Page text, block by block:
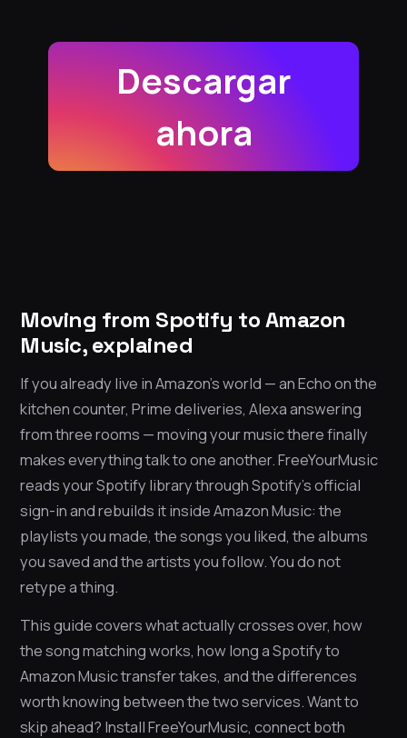
Descargar
ahora
Moving from Spotify to Amazon
Music, explained
If you already live in Amazon’s world — an Echo on the
kitchen counter, Prime deliveries, Alexa answering
from three rooms — moving your music there finally
makes everything talk to one another. FreeYourMusic
reads your Spotify library through Spotify’s official
sign-in and rebuilds it inside Amazon Music: the
playlists you made, the songs you liked, the albums
you saved and the artists you follow. You do not
retype a thing.
This guide covers what actually crosses over, how
the song matching works, how long a Spotify to
Amazon Music transfer takes, and the differences
worth knowing between the two services. Want to
skip ahead? Install FreeYourMusic, connect both